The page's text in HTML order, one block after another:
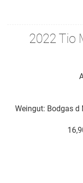
2022 Tio
Weingut: Bodgas d